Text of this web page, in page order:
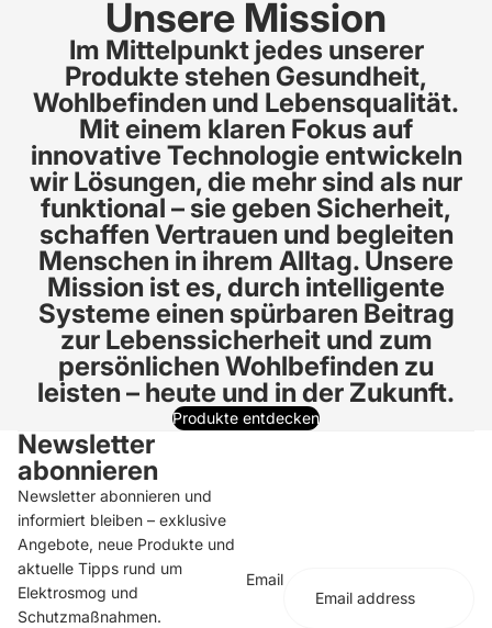
Unsere Mission
Im Mittelpunkt jedes unserer
Produkte stehen Gesundheit,
Wohlbefinden und Lebensqualität.
Mit einem klaren Fokus auf
innovative Technologie entwickeln
wir Lösungen, die mehr sind als nur
funktional – sie geben Sicherheit,
schaffen Vertrauen und begleiten
Menschen in ihrem Alltag. Unsere
Mission ist es, durch intelligente
Systeme einen spürbaren Beitrag
zur Lebenssicherheit und zum
persönlichen Wohlbefinden zu
leisten – heute und in der Zukunft.
Produkte entdecken
Newsletter
abonnieren
Newsletter abonnieren und
informiert bleiben – exklusive
Angebote, neue Produkte und
aktuelle Tipps rund um
Elektrosmog und
Schutzmaßnahmen.
Email